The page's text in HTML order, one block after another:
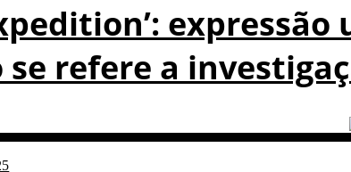
se refere a